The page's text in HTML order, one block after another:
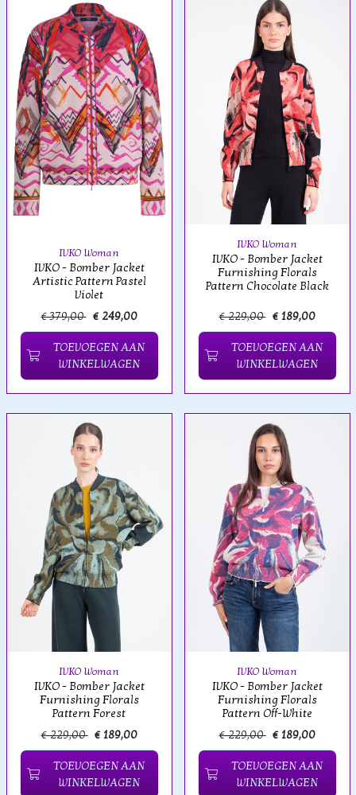
IVKO Woman
IVKO - Bomber Jacket
Artistic Pattern Pastel
Violet
€ 379,00 € 249,00
TOEVOEGEN AAN
WINKELWAGEN
IVKO Woman
IVKO - Bomber Jacket
Furnishing Florals
Pattern Chocolate Black
€ 229,00 € 189,00
TOEVOEGEN AAN
WINKELWAGEN
IVKO Woman
IVKO - Bomber Jacket
Furnishing Florals
Pattern Forest
€ 229,00 € 189,00
TOEVOEGEN AAN
WINKELWAGEN
IVKO Woman
IVKO - Bomber Jacket
Furnishing Florals
Pattern Off-White
€ 229,00 € 189,00
TOEVOEGEN AAN
WINKELWAGEN